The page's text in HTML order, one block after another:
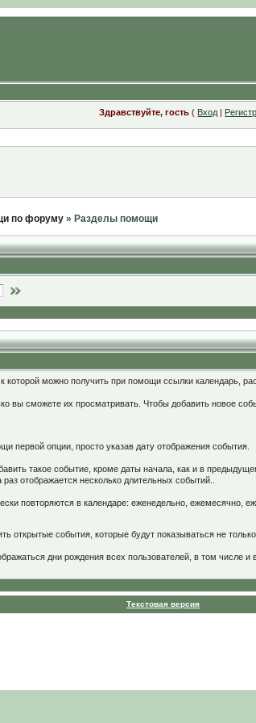
Здравствуйте, гость ( Вход |
по форуму» Разделы помощи
можно получить при помощи ссылки календарь,
сможете их просматривать. Чтобы добавить новое
первой опции, просто указав дату отображения события.
такое событие, кроме даты начала, как и в
отображается несколько длительных событий..
повторяются в календаре: еженедельно, ежемесячно,
открытые события, которые будут показываться не
дни рождения всех пользователей, в том
Текстовая версия